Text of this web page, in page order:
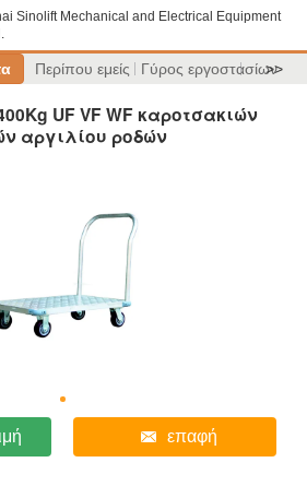
Sinolift Mechanical and Electrical Equipment
Περίπου εμείς Γύρος εργοστασίων
>>
UF VF WF καροτσακιών
αργιλίου ροδών
επαφή